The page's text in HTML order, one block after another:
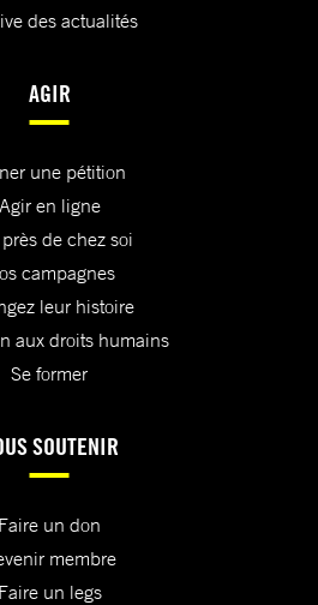
des actualités
AGIR
une pétition
Agir en ligne
de chez soi
campagnes
leur histoire
aux droits humains
Se former
SOUTENIR
Faire un don
membre
Faire un legs